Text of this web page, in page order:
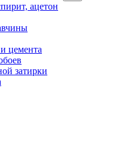
ацетон
цемента
затирки